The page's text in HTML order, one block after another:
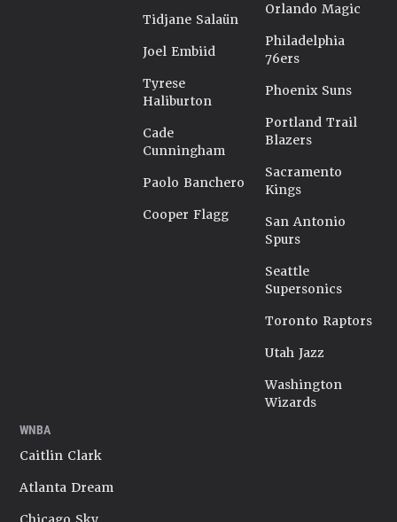
Tidjane Salaün
Joel Embiid
Tyrese
Haliburton
Cade
Cunningham
Paolo Banchero
Cooper Flagg
Orlando Magic
Philadelphia
76ers
Phoenix Suns
Portland Trail
Blazers
Sacramento
Kings
San Antonio
Spurs
Seattle
Supersonics
Toronto Raptors
Utah Jazz
Washington
Wizards
WNBA
Caitlin Clark
Atlanta Dream